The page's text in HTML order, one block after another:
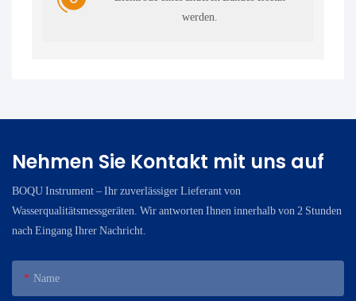
werden.
Nehmen Sie Kontakt mit uns auf
BOQU Instrument – ​​Ihr zuverlässiger Lieferant von
Wasserqualitätsmessgeräten. Wir antworten Ihnen innerhalb von 2 Stunden
nach Eingang Ihrer Nachricht.
Name